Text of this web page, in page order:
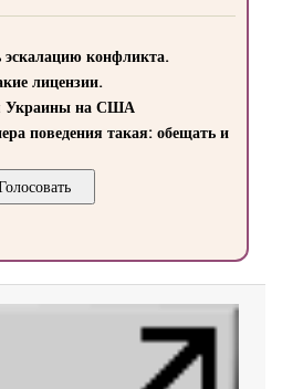
эскалацию конфликта.
лицензии.
Украины на США
поведения такая: обещать и